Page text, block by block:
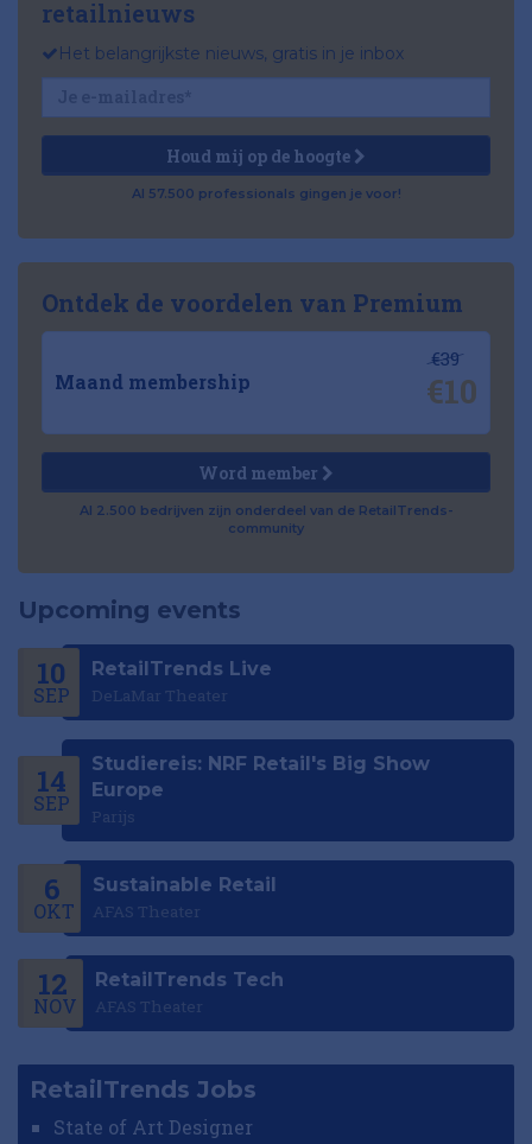
retailnieuws
Het belangrijkste nieuws, gratis in je inbox
Houd mij op de hoogte
Al 57.500 professionals gingen je voor!
Ontdek de voordelen van Premium
Maand membership
€39
€10
Word member
Al 2.500 bedrijven zijn onderdeel van de RetailTrends-
community
Upcoming events
10
SEP
RetailTrends Live
DeLaMar Theater
14
SEP
Studiereis: NRF Retail's Big Show
Europe
Parijs
6
OKT
Sustainable Retail
AFAS Theater
12
NOV
RetailTrends Tech
AFAS Theater
RetailTrends Jobs
State of Art Designer